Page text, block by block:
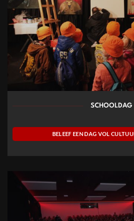
SCHOOLDAG
BELEEF EEN DAG VOL